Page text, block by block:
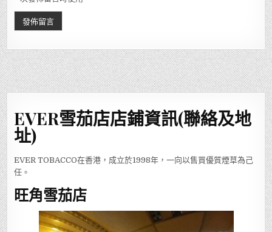
EVER雪茄店店鋪資訊(聯絡及地
址)
EVER TOBACCO在香港，成立於1998年，一向以售買優質煙草為己
任。
旺角雪茄店